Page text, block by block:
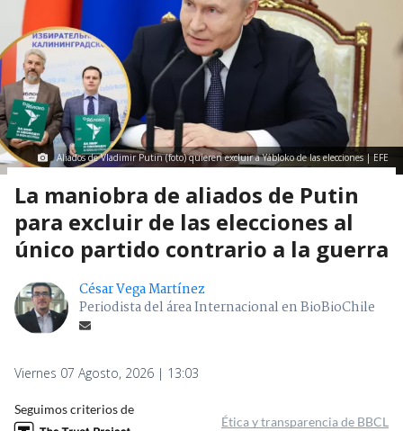
Aliados de Vladimir Putin (foto) quieren excluir a Yábloko de las elecciones | EFE
La maniobra de aliados de Putin
para excluir de las elecciones al
único partido contrario a la guerra
César Vega Martínez
Periodista del área Internacional en BioBioChile
Viernes 07 Agosto, 2026 | 13:03
Seguimos criterios de
Ética y transparencia de BBCL